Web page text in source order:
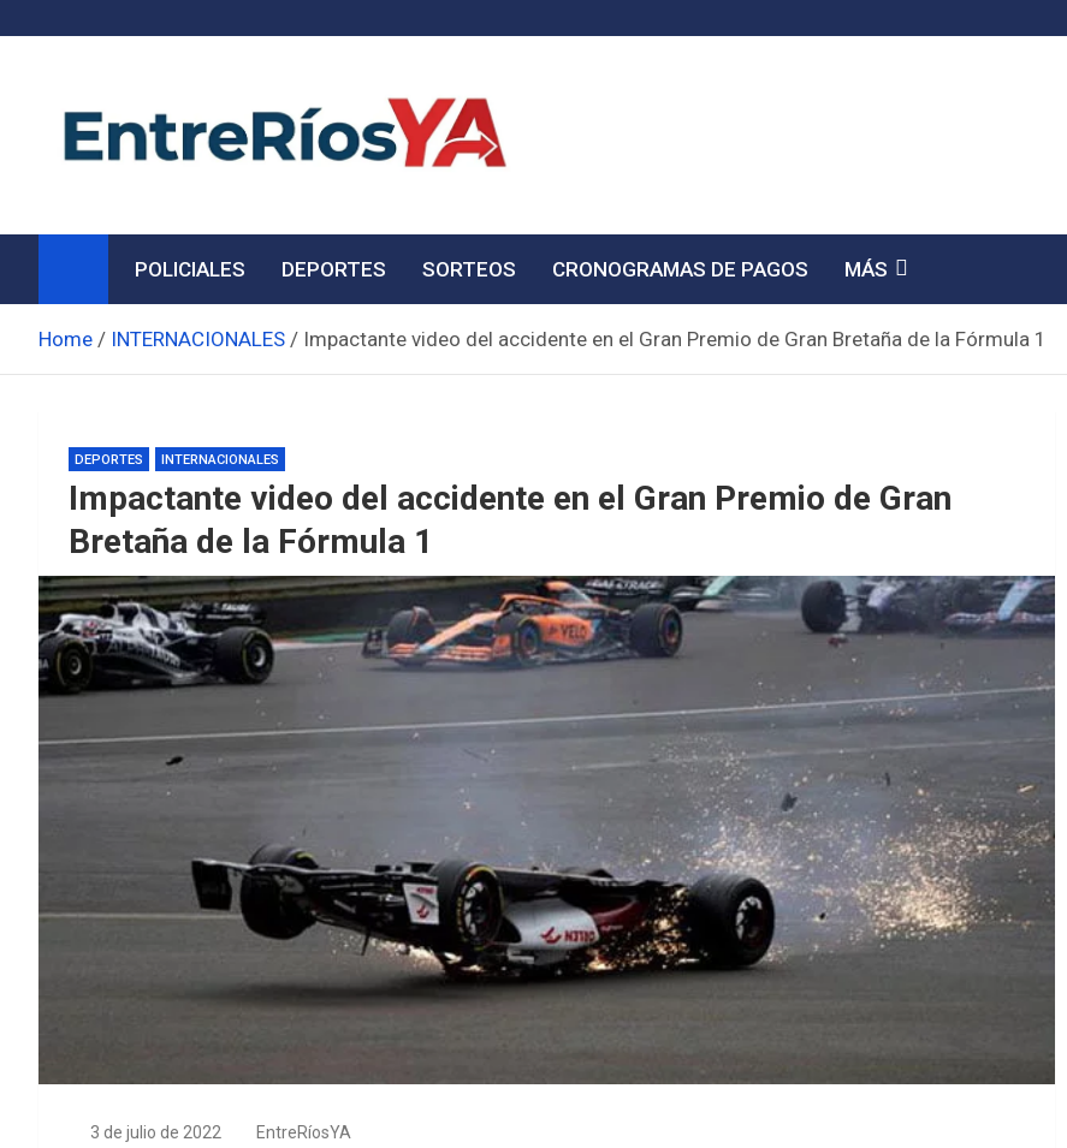
Noticias de Entre Ríos
POLICIALES DEPORTES SORTEOS CRONOGRAMAS DE PAGOS MÁS
Home INTERNACIONALES Impactante video del accidente en el Gran Premio de Gran Bretaña de la Fórmula 1
DEPORTES INTERNACIONALES
Impactante video del accidente en el Gran Premio de Gran
Bretaña de la Fórmula 1
3 de julio de 2022 EntreRíosYA